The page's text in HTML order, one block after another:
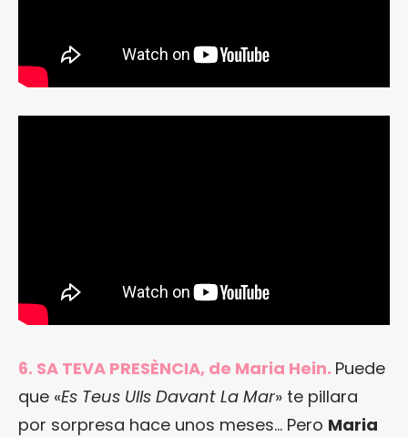
6. SA TEVA PRESÈNCIA, de Maria Hein. Puede
que «Es Teus Ulls Davant La Mar» te pillara
por sorpresa hace unos meses… Pero Maria